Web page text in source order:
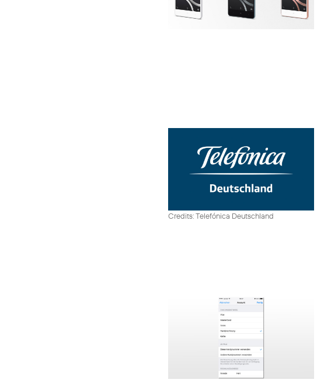
Credits: Telefónica Deutschland